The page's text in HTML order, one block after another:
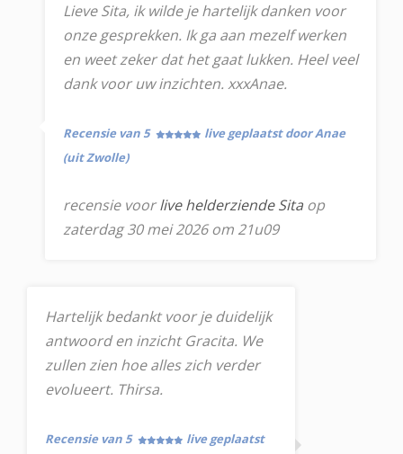
Lieve Sita, ik wilde je hartelijk danken voor
onze gesprekken. Ik ga aan mezelf werken
en weet zeker dat het gaat lukken. Heel veel
dank voor uw inzichten. xxxAnae.
Recensie van 5
live geplaatst door Anae
(uit Zwolle)
recensie voorlive helderziende Sita op
zaterdag 30 mei 2026 om 21u09
Hartelijk bedankt voor je duidelijk
antwoord en inzicht Gracita. We
zullen zien hoe alles zich verder
evolueert. Thirsa.
Recensie van 5
live geplaatst